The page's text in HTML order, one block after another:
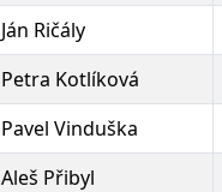
Ján Ričály
Petra Kotlíková
Pavel Vinduška
Aleš Přibyl